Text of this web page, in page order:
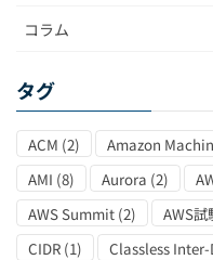
コラム
タグ
ACM (2) Amazon
AMI (8) Aurora (2)
AWS Summit (2) AWS試
CIDR (1) Classless